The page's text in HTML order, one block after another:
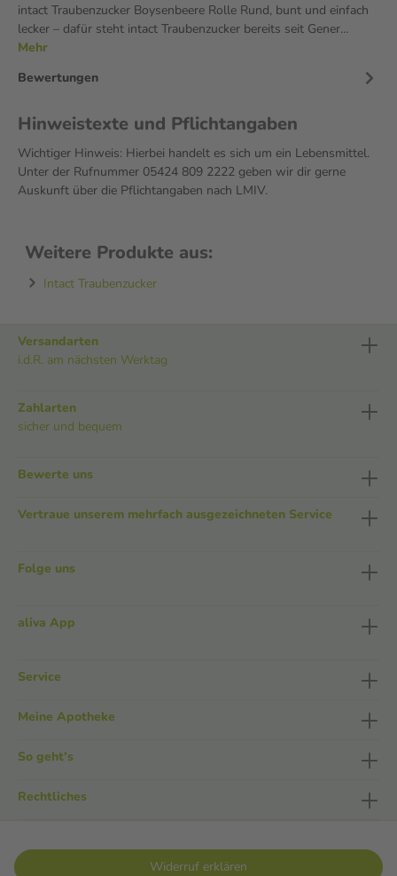
intact Traubenzucker Boysenbeere Rolle Rund, bunt und einfach
lecker – dafür steht intact Traubenzucker bereits seit Gener…
Mehr
Bewertungen
Hinweistexte und Pflichtangaben
Wichtiger Hinweis: Hierbei handelt es sich um ein Lebensmittel.
Unter der Rufnummer 05424 809 2222 geben wir dir gerne
Auskunft über die Pflichtangaben nach LMIV.
Weitere Produkte aus:
Intact Traubenzucker
Versandarten
i.d.R. am nächsten Werktag
Zahlarten
sicher und bequem
Bewerte uns
Vertraue unserem mehrfach ausgezeichneten Service
Folge uns
aliva App
Service
Meine Apotheke
So geht's
Rechtliches
Widerruf erklären